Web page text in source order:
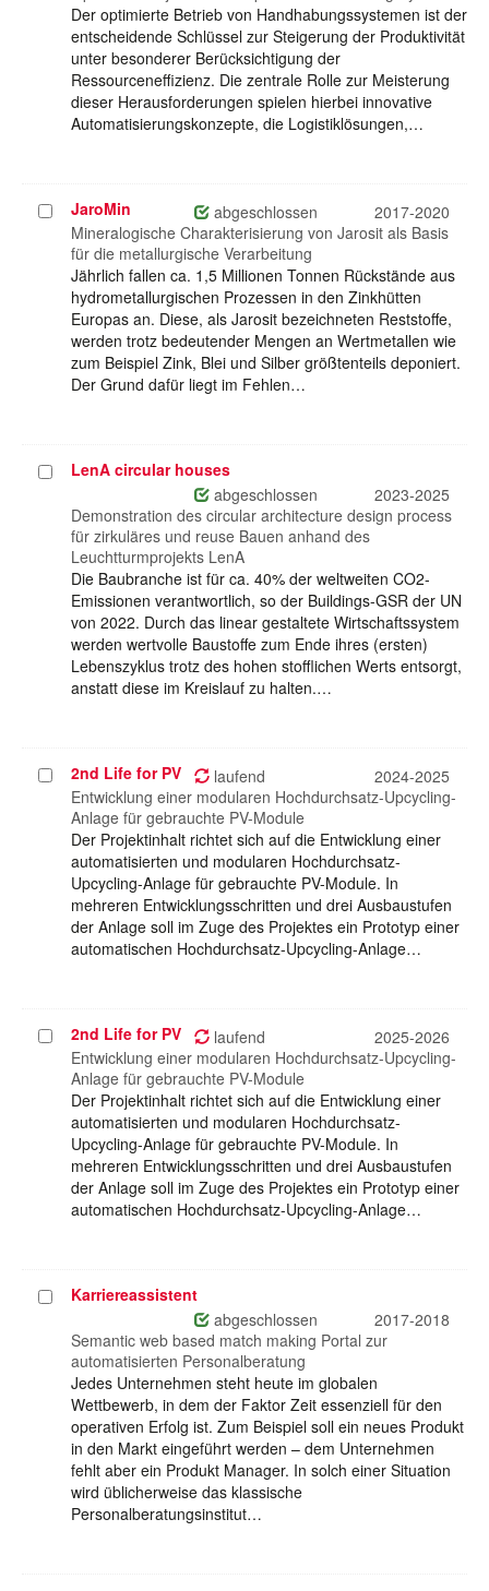
Der optimierte Betrieb von Handhabungssystemen ist der
entscheidende Schlüssel zur Steigerung der Produktivität
unter besonderer Berücksichtigung der
Ressourceneffizienz. Die zentrale Rolle zur Meisterung
dieser Herausforderungen spielen hierbei innovative
Automatisierungskonzepte, die Logistiklösungen,…
Projekt
auswählen
JaroMin abgeschlossen
2017-2020
Mineralogische Charakterisierung von Jarosit als Basis
für die metallurgische Verarbeitung
Jährlich fallen ca. 1,5 Millionen Tonnen Rückstände aus
hydrometallurgischen Prozessen in den Zinkhütten
Europas an. Diese, als Jarosit bezeichneten Reststoffe,
werden trotz bedeutender Mengen an Wertmetallen wie
zum Beispiel Zink, Blei und Silber größtenteils deponiert.
Der Grund dafür liegt im Fehlen…
ProjektLenA circular houses
abgeschlossen
2023-2025
Demonstration des circular architecture design process
für zirkuläres und reuse Bauen anhand des
Leuchtturmprojekts LenA
Die Baubranche ist für ca. 40% der weltweiten CO2-
Emissionen verantwortlich, so der Buildings-GSR der UN
von 2022. Durch das linear gestaltete Wirtschaftssystem
werden wertvolle Baustoffe zum Ende ihres (ersten)
Lebenszyklus trotz des hohen stofflichen Werts entsorgt,
anstatt diese im Kreislauf zu halten.…
Projekt
auswählen
2nd Life for PV laufend
2024-2025
Entwicklung einer modularen Hochdurchsatz-Upcycling-
Anlage für gebrauchte PV-Module
Der Projektinhalt richtet sich auf die Entwicklung einer
automatisierten und modularen Hochdurchsatz-
Upcycling-Anlage für gebrauchte PV-Module. In
mehreren Entwicklungsschritten und drei Ausbaustufen
der Anlage soll im Zuge des Projektes ein Prototyp einer
automatischen Hochdurchsatz-Upcycling-Anlage…
Projekt
auswählen
2nd Life for PV laufend
2025-2026
Entwicklung einer modularen Hochdurchsatz-Upcycling-
Anlage für gebrauchte PV-Module
Der Projektinhalt richtet sich auf die Entwicklung einer
automatisierten und modularen Hochdurchsatz-
Upcycling-Anlage für gebrauchte PV-Module. In
mehreren Entwicklungsschritten und drei Ausbaustufen
der Anlage soll im Zuge des Projektes ein Prototyp einer
automatischen Hochdurchsatz-Upcycling-Anlage…
ProjektKarriereassistent
abgeschlossen
2017-2018
Semantic web based match making Portal zur
automatisierten Personalberatung
Jedes Unternehmen steht heute im globalen
Wettbewerb, in dem der Faktor Zeit essenziell für den
operativen Erfolg ist. Zum Beispiel soll ein neues Produkt
in den Markt eingeführt werden – dem Unternehmen
fehlt aber ein Produkt Manager. In solch einer Situation
wird üblicherweise das klassische
Personalberatungsinstitut…